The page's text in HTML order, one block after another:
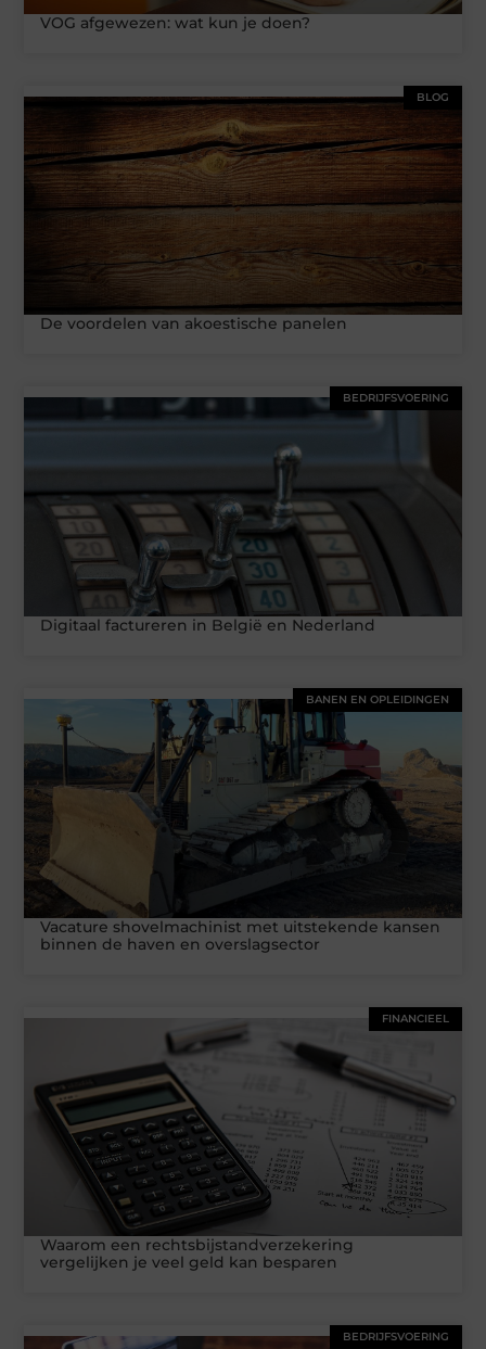
VOG afgewezen: wat kun je doen?
BLOG
De voordelen van akoestische panelen
BEDRIJFSVOERING
Digitaal factureren in België en Nederland
BANEN EN OPLEIDINGEN
Vacature shovelmachinist met uitstekende kansen
binnen de haven en overslagsector
FINANCIEEL
Waarom een rechtsbijstandverzekering
vergelijken je veel geld kan besparen
BEDRIJFSVOERING